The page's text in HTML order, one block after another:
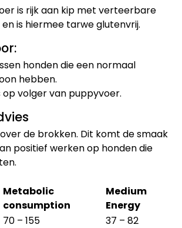
is rijk aan kip met verteerbare
is hiermee tarwe glutenvrij.
honden die een normaal
hebben.
op volger van puppyvoer.
de brokken. Dit komt de smaak
positief werken op honden die
Metabolic
consumption
Medium
Energy
70 – 155
37 – 82